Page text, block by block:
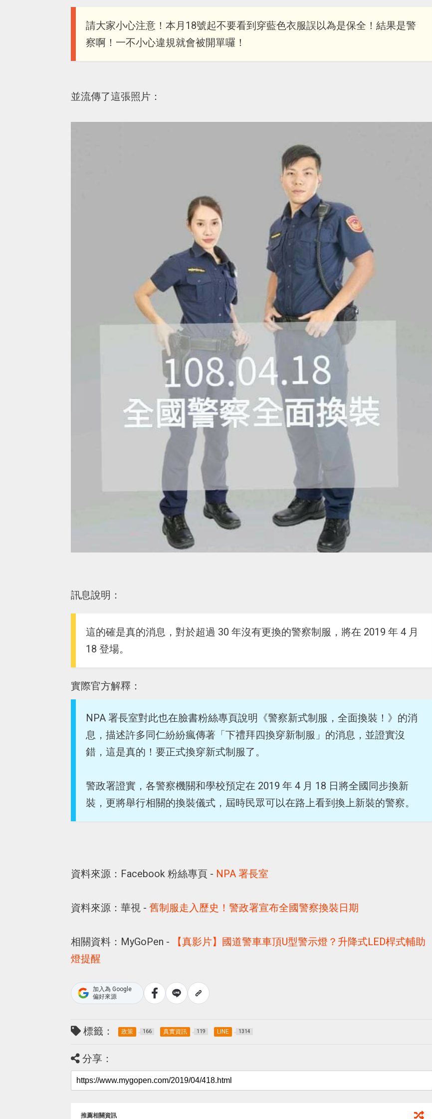
請大家小心注意！本月18號起不要看到穿藍色衣服誤以為是保全！結果是警
察啊！一不小心違規就會被開單囉！
並流傳了這張照片：
訊息說明：
這的確是真的消息，對於超過 30 年沒有更換的警察制服，將在 2019 年 4 月
18 登場。
實際官方解釋：
NPA 署長室對此也在臉書粉絲專頁說明《警察新式制服，全面換裝！》的消
息，描述許多同仁紛紛瘋傳著「下禮拜四換穿新制服」的消息，並證實沒
錯，這是真的！要正式換穿新式制服了。
警政署證實，各警察機關和學校預定在 2019 年 4 月 18 日將全國同步換新
裝，更將舉行相關的換裝儀式，屆時民眾可以在路上看到換上新裝的警察。
資料來源：Facebook 粉絲專頁 - NPA 署長室
資料來源：華視 - 舊制服走入歷史！警政署宣布全國警察換裝日期
相關資料：MyGoPen -
【真影片】國道警車車頂U型警示燈？升降式LED桿式輔助
燈提醒
加入為 Google
偏好來源
標籤： 政策 166 真實資訊 119 LINE 1314
分享：
推薦相關資訊